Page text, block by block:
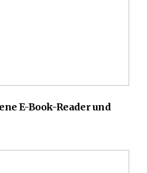
E-Book-Reader und